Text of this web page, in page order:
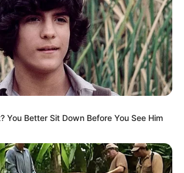
You Better Sit Down Before You See Him